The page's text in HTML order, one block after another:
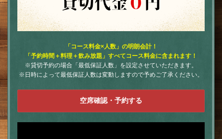
「コース料金×人数」の明朗会計！
「予約時間＋料理＋飲み放題」すべてコース料金に含まれます！
※貸切予約の場合「最低保証人数」を設定させていただきます。
※日時によって最低保証人数は変動しますので予めご了承ください。
空席確認・予約する